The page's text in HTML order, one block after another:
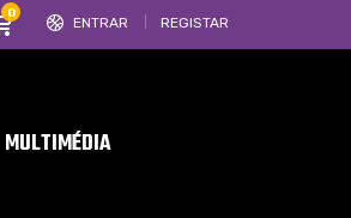
ENTRAR REGISTAR
0
MULTIMÉDIA